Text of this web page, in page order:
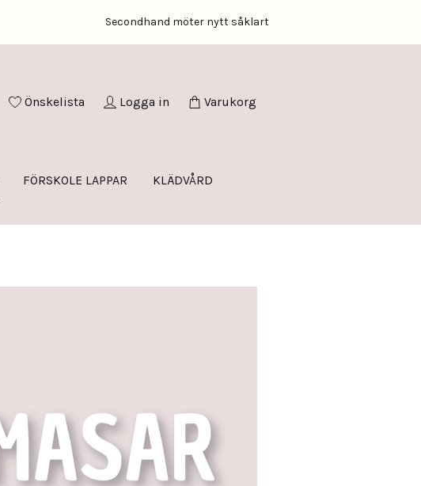
Secondhand möter nytt såklart
Önskelista Logga in Varukorg
FÖRSKOLE LAPPAR
KLÄDVÅRD